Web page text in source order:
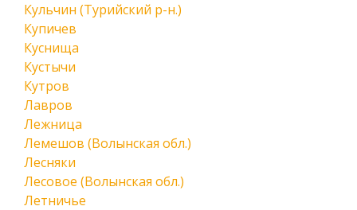
Кульчин (Турийский р-н.)
Купичев
Куснища
Кустычи
Кутров
Лавров
Лежница
Лемешов (Волынская обл.)
Лесняки
Лесовое (Волынская обл.)
Летничье